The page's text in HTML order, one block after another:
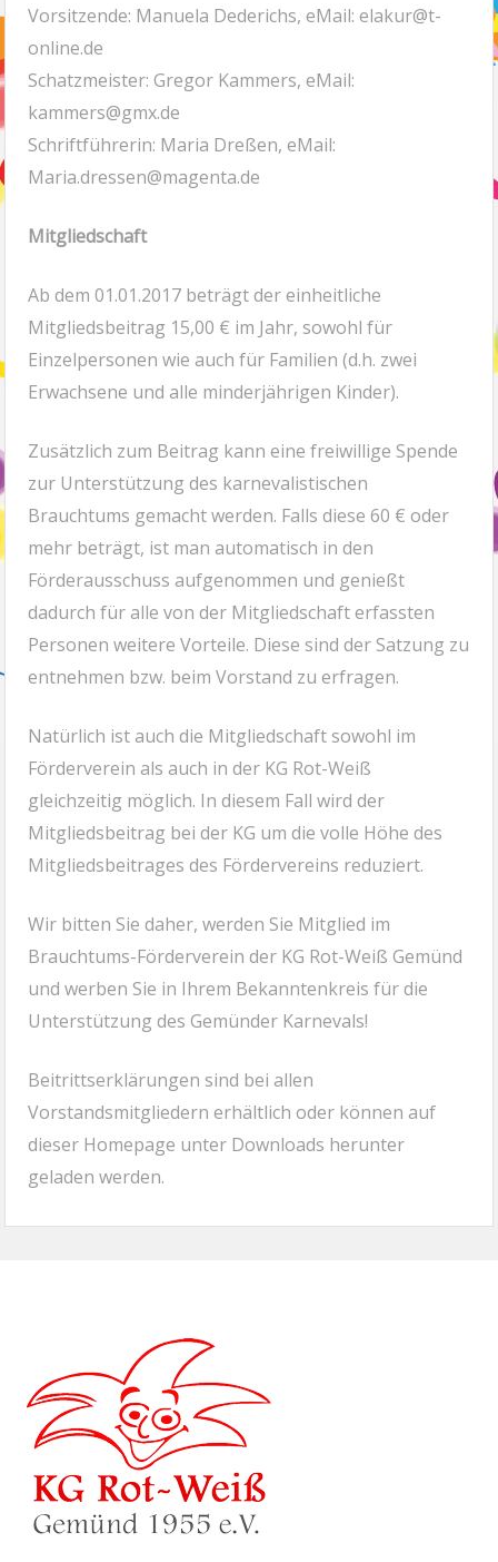
Vorsitzende: Manuela Dederichs, eMail: elakur@t-
online.de
Schatzmeister: Gregor Kammers, eMail:
kammers@gmx.de
Schriftführerin: Maria Dreßen, eMail:
Maria.dressen@magenta.de
Mitgliedschaft
Ab dem 01.01.2017 beträgt der einheitliche
Mitgliedsbeitrag 15,00 € im Jahr, sowohl für
Einzelpersonen wie auch für Familien (d.h. zwei
Erwachsene und alle minderjährigen Kinder).
Zusätzlich zum Beitrag kann eine freiwillige Spende
zur Unterstützung des karnevalistischen
Brauchtums gemacht werden. Falls diese 60 € oder
mehr beträgt, ist man automatisch in den
Förderausschuss aufgenommen und genießt
dadurch für alle von der Mitgliedschaft erfassten
Personen weitere Vorteile. Diese sind der Satzung zu
entnehmen bzw. beim Vorstand zu erfragen.
Natürlich ist auch die Mitgliedschaft sowohl im
Förderverein als auch in der KG Rot-Weiß
gleichzeitig möglich. In diesem Fall wird der
Mitgliedsbeitrag bei der KG um die volle Höhe des
Mitgliedsbeitrages des Fördervereins reduziert.
Wir bitten Sie daher, werden Sie Mitglied im
Brauchtums-Förderverein der KG Rot-Weiß Gemünd
und werben Sie in Ihrem Bekanntenkreis für die
Unterstützung des Gemünder Karnevals!
Beitrittserklärungen sind bei allen
Vorstandsmitgliedern erhältlich oder können auf
dieser Homepage unter Downloads herunter
geladen werden.